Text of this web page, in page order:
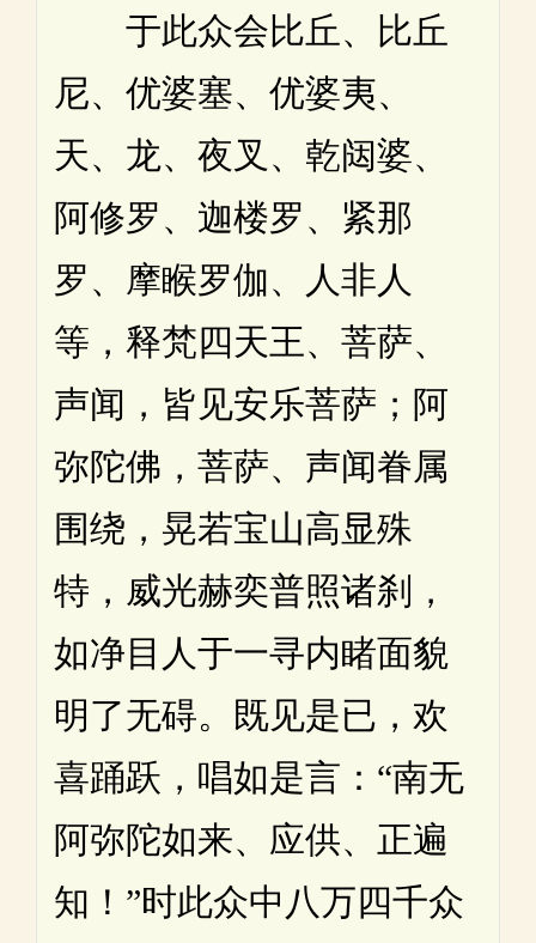
于此众会比丘、比丘
尼、优婆塞、优婆夷、
天、龙、夜叉、乾闼婆、
阿修罗、迦楼罗、紧那
罗、摩睺罗伽、人非人
等，释梵四天王、菩萨、
声闻，皆见安乐菩萨；阿
弥陀佛，菩萨、声闻眷属
围绕，晃若宝山高显殊
特，威光赫奕普照诸刹，
如净目人于一寻内睹面貌
明了无碍。既见是已，欢
喜踊跃，唱如是言：“南无
阿弥陀如来、应供、正遍
知！”时此众中八万四千众